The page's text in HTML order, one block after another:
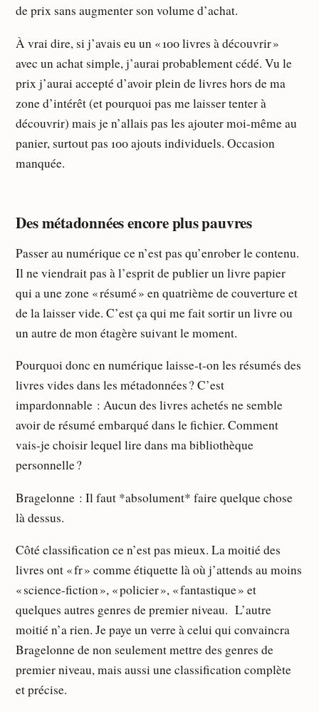
de prix sans augmenter son volume d’achat.
À vrai dire, si j’avais eu un « 100 livres à découvrir »
avec un achat simple, j’aurai probablement cédé. Vu le
prix j’aurai accepté d’avoir plein de livres hors de ma
zone d’intérêt (et pourquoi pas me laisser tenter à
découvrir) mais je n’allais pas les ajouter moi-même au
panier, surtout pas 100 ajouts individuels. Occasion
manquée.
Des métadonnées encore plus pauvres
Passer au numérique ce n’est pas qu’enrober le contenu.
Il ne viendrait pas à l’esprit de publier un livre papier
qui a une zone « résumé » en quatrième de couverture et
de la laisser vide. C’est ça qui me fait sortir un livre ou
un autre de mon étagère suivant le moment.
Pourquoi donc en numérique laisse-t-on les résumés des
livres vides dans les métadonnées ? C’est
impardonnable : Aucun des livres achetés ne semble
avoir de résumé embarqué dans le fichier. Comment
vais-je choisir lequel lire dans ma bibliothèque
personnelle ?
Bragelonne : Il faut *absolument* faire quelque chose
là dessus.
Côté classification ce n’est pas mieux. La moitié des
livres ont « fr » comme étiquette là où j’attends au moins
« science-fiction », « policier », « fantastique » et
quelques autres genres de premier niveau. L’autre
moitié n’a rien. Je paye un verre à celui qui convaincra
Bragelonne de non seulement mettre des genres de
premier niveau, mais aussi une classification complète
et précise.